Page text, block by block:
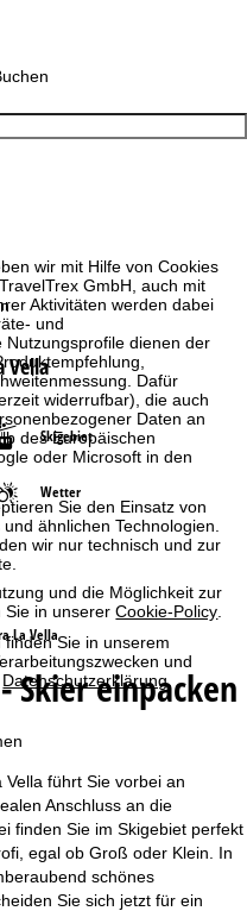
wir mit Hilfe von Cookies
GmbH, auch mit
Aktivitäten werden dabei
und
Nutzungsprofile dienen der
Dafür
widerrufbar), die auch
Daten an
des Europäischen
oder Microsoft in den
Sie den Einsatz von
ähnlichen Technologien.
wir nur technisch und zur
und die Möglichkeit zur
Sie in unsererCookie-Policy
Sie in unserem
und
Datenschutzerklärung.
Vella
Skigebiet
Wetter
La Vella
Skier einpacken
führt Sie vorbei an
Anschluss an die
finden Sie im Skigebiet perfekt
egal ob Groß oder Klein. In
schönes
Sie sich jetzt für ein